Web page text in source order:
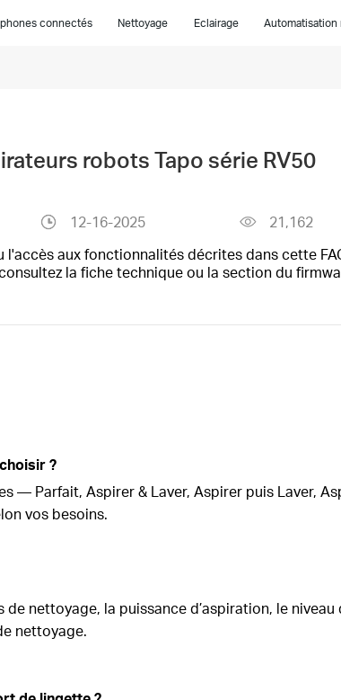
connectés Nettoyage Eclairage Automatisation
robots Tapo série RV50
12-16-2025
21,162
aux fonctionnalités décrites dans cette
la fiche technique ou la section du
?
— Parfait, Aspirer & Laver, Aspirer puis Laver,
vos besoins.
nettoyage, la puissance d’aspiration, le
nettoyage.